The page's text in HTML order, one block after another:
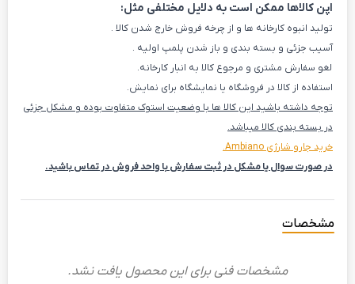
اپن کالاها ممکن است به دلایل مختلفی مثل:
تولید انبوه کارخانه ها و از چرخه فروش خارج شدن کالا .
آسیب جزئی و بسته بندی و باز شدن پلمپ اولیه .
لغو سفارش مشتری و مرجوع کالا به انبار کارخانه.
استفاده از کالا در فروشگاه یا نمایشگاه برای نمایش.
توجه داشته باشید این کالا ها با وضعیت استوک متفاوت بوده و مشکل جزئی
در بسته بندی کالا میباشد.
خرید جارو شارژی Ambiano.
در صورت سوال یا مشکل در ثبت سفارش با واحد فروش در تماس باشید.
مشخصات
مشخصات فنی برای این محصول یافت نشد.